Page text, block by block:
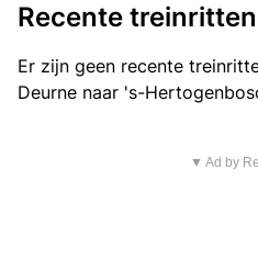
Recente treinritten
Er zijn geen recente
Deurne naar 's-
▼ Ad by